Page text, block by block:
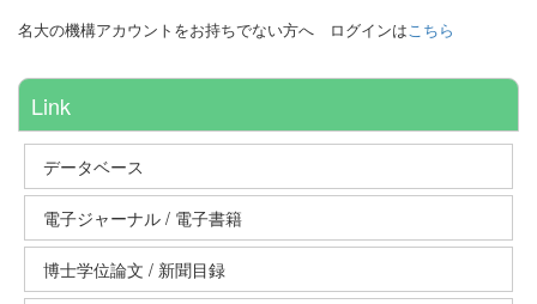
名大の機構アカウントをお持ちでない方へ ログインは こちら
Link
データベース
電子ジャーナル / 電子書籍
博士学位論文 / 新聞目録